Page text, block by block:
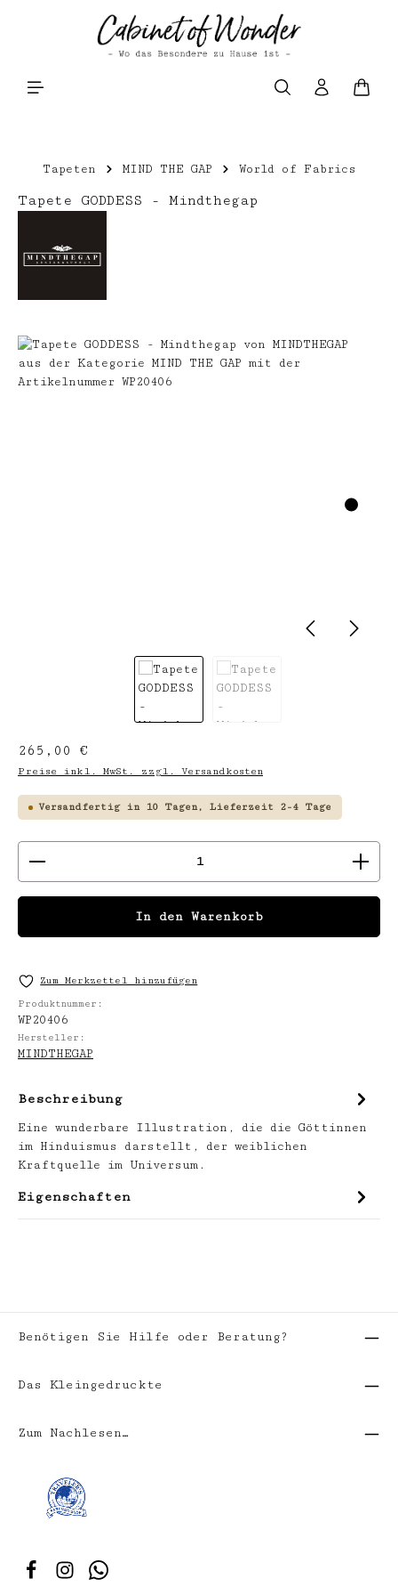
Zum Hauptinhalt springen
Tapeten MIND THE GAP World of Fabrics
Tapete GODDESS - Mindthegap
Bildergalerie überspringen
Regulärer Preis:
265,00 €
Preise inkl. MwSt. zzgl. Versandkosten
Versandfertig in 10 Tagen, Lieferzeit 2-4 Tage
Produkt Anzahl: Gib den gewünschten
In den Warenkorb
Zum Merkzettel hinzufügen
Produktnummer:
WP20406
Hersteller:
MINDTHEGAP
Beschreibung
Eine wunderbare Illustration, die die Göttinnen
im Hinduismus darstellt, der weiblichen
Kraftquelle im Universum.
Eigenschaften
Benötigen Sie Hilfe oder Beratung?
Das Kleingedruckte
Zum Nachlesen…